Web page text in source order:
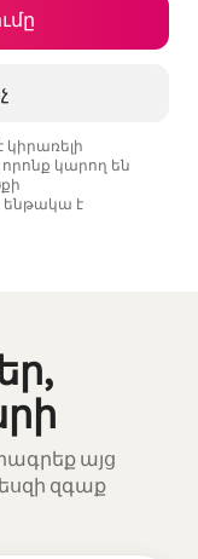
կիրառելի
կարող են
ենթակա է
այց
զգաք